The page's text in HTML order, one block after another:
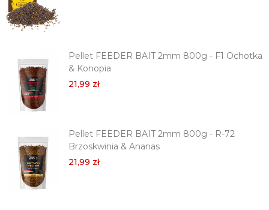
Pellet FEEDER BAIT 2mm 800g - F1 Ochotka
& Konopia
21,99 zł
Pellet FEEDER BAIT 2mm 800g - R-72
Brzoskwinia & Ananas
21,99 zł